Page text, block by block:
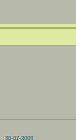
30-07-2006